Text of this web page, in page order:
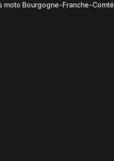
moto Bourgogne-Franche-Comté